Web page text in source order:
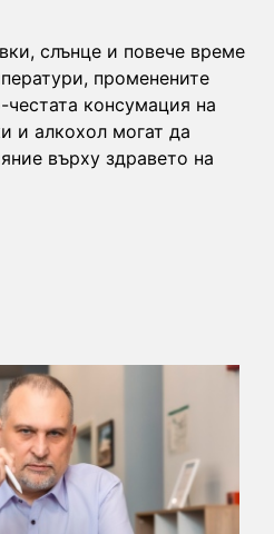
слънце и повече време
променените
консумация на
и алкохол могат да
върху здравето на